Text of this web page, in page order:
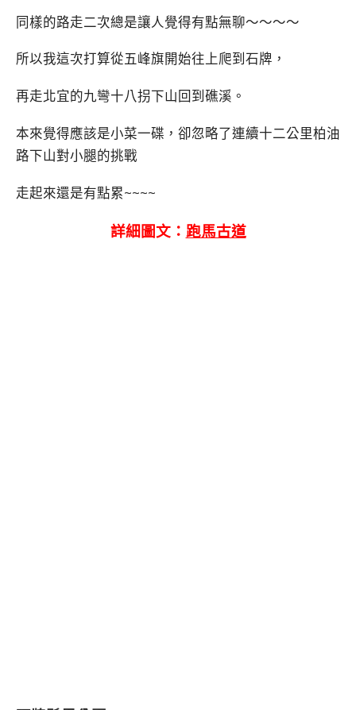
同樣的路走二次總是讓人覺得有點無聊～～～～
所以我這次打算從五峰旗開始往上爬到石牌，
再走北宜的九彎十八拐下山回到礁溪。
本來覺得應該是小菜一碟，卻忽略了連續十二公里柏油
路下山對小腿的挑戰
走起來還是有點累~~~~
詳細圖文： 跑馬古道